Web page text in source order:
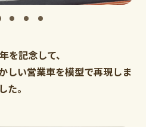
を記念して、
しい営業車を模型で再現しま
した。